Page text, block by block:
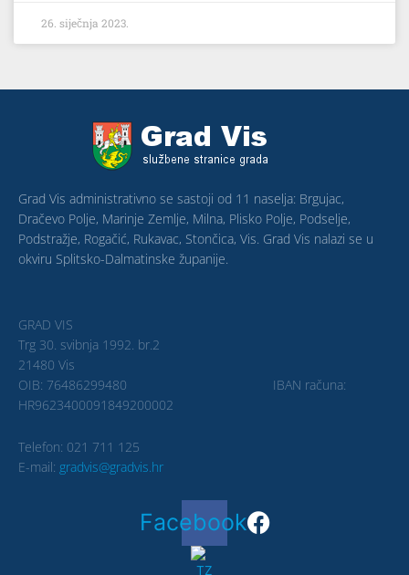
26. siječnja 2023.
Grad Vis administrativno se sastoji od 11 naselja: Brgujac,
Dračevo Polje, Marinje Zemlje, Milna, Plisko Polje, Podselje,
Podstražje, Rogačić, Rukavac, Stončica, Vis. Grad Vis nalazi se u
okviru Splitsko-Dalmatinske županije.
GRAD VIS
Trg 30. svibnja 1992. br.2
21480 Vis
OIB: 76486299480 IBAN računa:
HR9623400091849200002
Telefon: 021 711 125
E-mail: gradvis@gradvis.hr
Facebook